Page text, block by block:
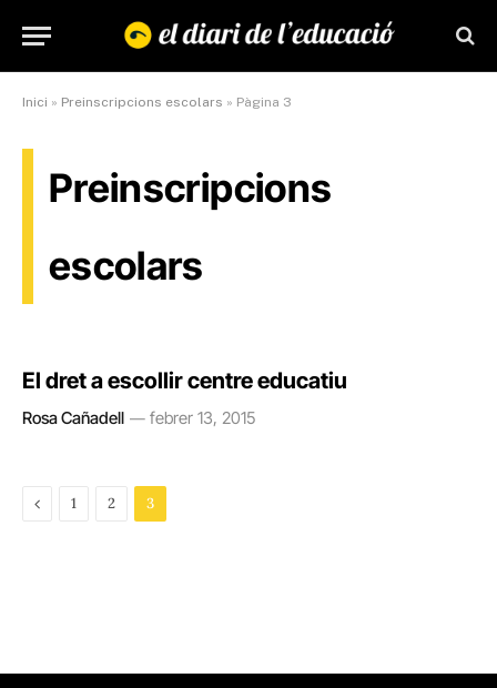
Inici » Preinscripcions escolars » Pàgina 3
Preinscripcions
escolars
El dret a escollir centre educatiu
Rosa Cañadell febrer 13, 2015
Previous
1 2 3